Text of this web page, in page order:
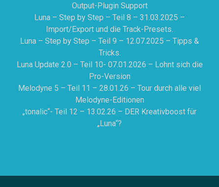
Output-Plugin Support
Luna – Step by Step – Teil 8 – 31.03.2025 –
Import/Export und die Track-Presets.
Luna – Step by Step – Teil 9 – 12.07.2025 – Tipps &
Tricks.
Luna Update 2.0 – Teil 10- 07.01.2026 – Lohnt sich die
Pro-Version
Melodyne 5 – Teil 11 – 28.01.26 – Tour durch alle viel
Melodyne-Editionen
„tonalic“- Teil 12 – 13.02.26 – DER Kreativboost für
„Luna“?